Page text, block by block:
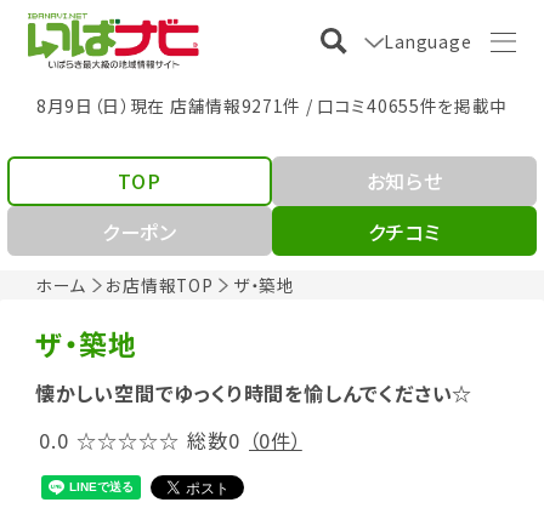
Language
8月9日（日）現在 店舗情報9271件 / 口コミ40655件を掲載中
ホーム お店情報TOP ザ・築地
TOP
お知らせ
クーポン
クチコミ
ザ・築地
懐かしい空間でゆっくり時間を愉しんでください☆
0.0 ☆☆☆☆☆ 総数0 （0件）